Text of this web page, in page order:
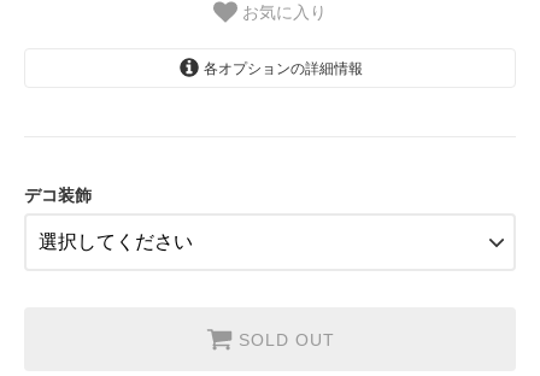
お気に入り
各オプションの詳細情報
デコ装飾
SOLD OUT